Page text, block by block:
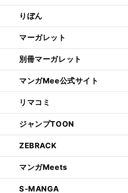
りぼん
マーガレット
別冊マーガレット
マンガMee公式サイト
リマコミ
ジャンプTOON
ZEBRACK
マンガMeets
S-MANGA